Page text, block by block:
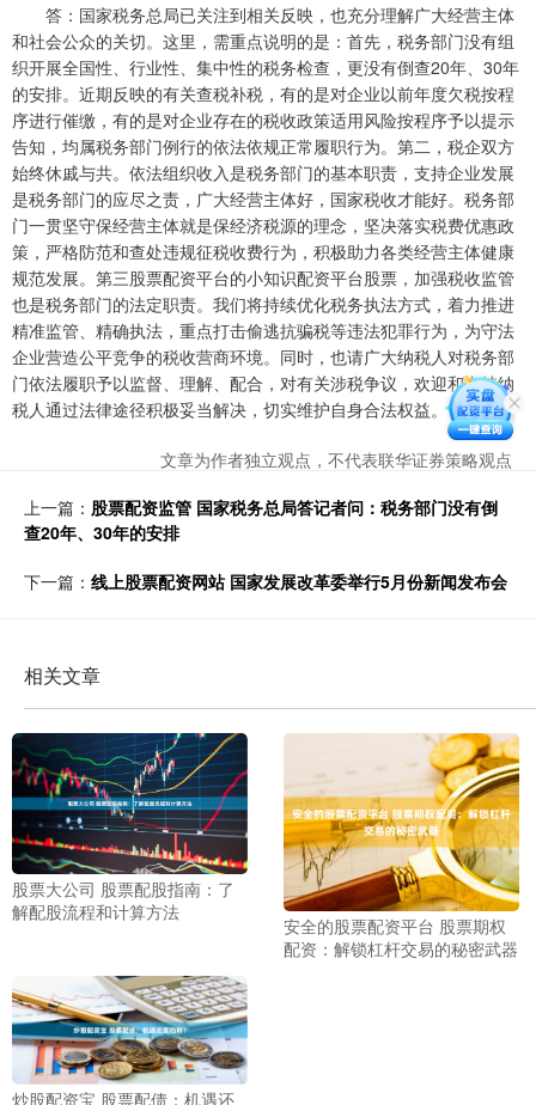
答：国家税务总局已关注到相关反映，也充分理解广大经营主体
和社会公众的关切。这里，需重点说明的是：首先，税务部门没有组
织开展全国性、行业性、集中性的税务检查，更没有倒查20年、30年
的安排。近期反映的有关查税补税，有的是对企业以前年度欠税按程
序进行催缴，有的是对企业存在的税收政策适用风险按程序予以提示
告知，均属税务部门例行的依法依规正常履职行为。第二，税企双方
始终休戚与共。依法组织收入是税务部门的基本职责，支持企业发展
是税务部门的应尽之责，广大经营主体好，国家税收才能好。税务部
门一贯坚守保经营主体就是保经济税源的理念，坚决落实税费优惠政
策，严格防范和查处违规征税收费行为，积极助力各类经营主体健康
规范发展。第三股票配资平台的小知识配资平台股票，加强税收监管
也是税务部门的法定职责。我们将持续优化税务执法方式，着力推进
精准监管、精确执法，重点打击偷逃抗骗税等违法犯罪行为，为守法
企业营造公平竞争的税收营商环境。同时，也请广大纳税人对税务部
门依法履职予以监督、理解、配合，对有关涉税争议，欢迎和支持纳
税人通过法律途径积极妥当解决，切实维护自身合法权益。
文章为作者独立观点，不代表联华证券策略观点
上一篇： 股票配资监管 国家税务总局答记者问：税务部门没有倒
查20年、30年的安排
下一篇： 线上股票配资网站 国家发展改革委举行5月份新闻发布会
相关文章
股票大公司 股票配股指南：了
解配股流程和计算方法
安全的股票配资平台 股票期权
配资：解锁杠杆交易的秘密武器
炒股配资宝 股票配债：机遇还